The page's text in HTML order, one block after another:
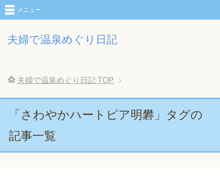
夫婦で温泉めぐり日記
メニュー
夫婦で温泉めぐり日記 TOP
「さわやかハートピア明礬」タグの
記事一覧